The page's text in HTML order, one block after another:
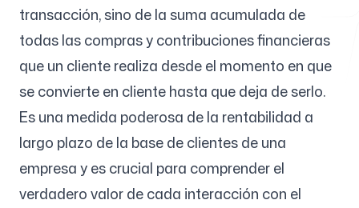
Herramientas gratuitas
FAQ
transacción, sino de la suma acumulada de
todas las compras y contribuciones financieras
que un cliente realiza desde el momento en que
se convierte en cliente hasta que deja de serlo.
Es una medida poderosa de la rentabilidad a
largo plazo de la base de clientes de una
empresa y es crucial para comprender el
verdadero valor de cada interacción con el